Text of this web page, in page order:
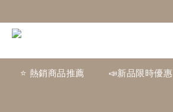
⭐ 熱銷商品推薦 📣新品限時優惠